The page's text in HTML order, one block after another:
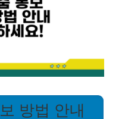
방법 안내